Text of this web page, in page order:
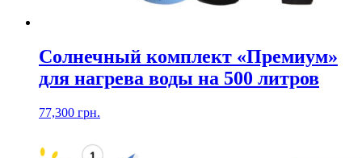
Солнечный комплект «Премиум»
для нагрева воды на 500 литров
77,300 грн.